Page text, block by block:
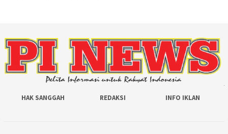
HAK SANGGAH REDAKSI INFO IKLAN